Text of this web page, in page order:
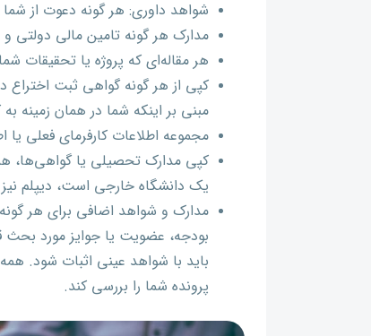
شواهد داوری: هر گونه دعوت از شما
مدارک هر گونه تامین مالی
هر مقاله‌ای که پروژه یا تحقیقات
کپی از هر گونه گواهی ثبت
مبنی بر اینکه شما در همان زمینه
مجموعه اطلاعات کارفرمای فعلی یا
کپی مدارک تحصیلی یا گواهی‌ها،
یک دانشگاه خارجی است، دیپلم نیز
مدارک و شواهد اضافی برای هر
بودجه، عضویت یا جوایز مورد بحث
پرونده شما را بررسی کند.